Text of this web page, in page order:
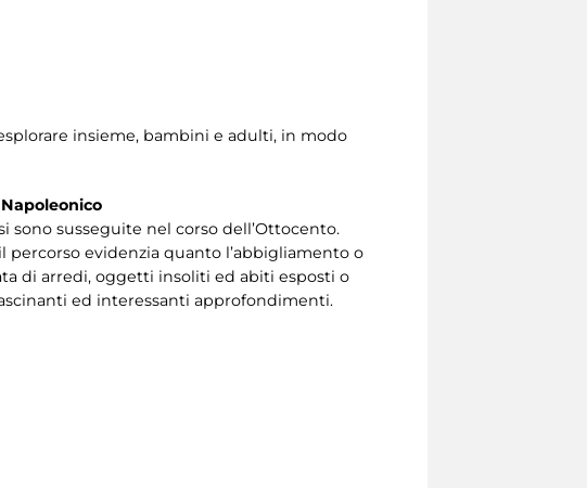
insieme, bambini e adulti, in modo
susseguite nel corso dell’Ottocento.
evidenzia quanto l’abbigliamento o
di arredi, oggetti insoliti ed abiti esposti o
ed interessanti approfondimenti.